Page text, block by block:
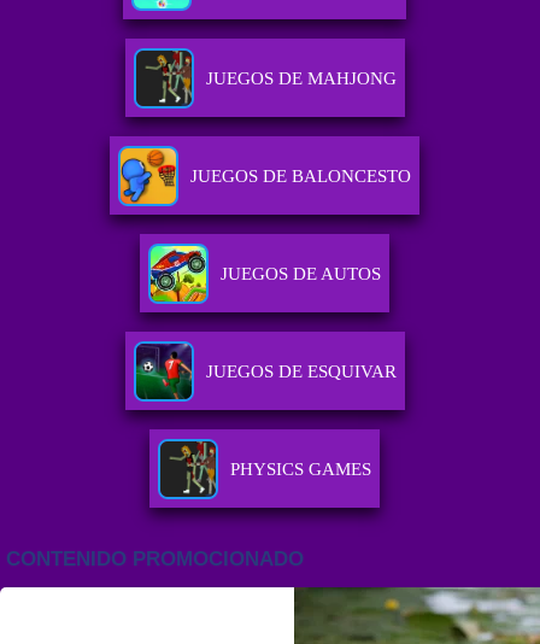
JUEGOS DE MAHJONG
JUEGOS DE BALONCESTO
JUEGOS DE AUTOS
JUEGOS DE ESQUIVAR
PHYSICS GAMES